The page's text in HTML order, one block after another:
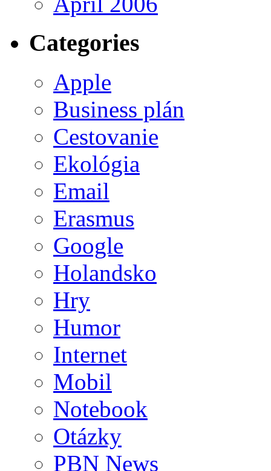
Categories
Apple
Business plán
Cestovanie
Ekológia
Email
Erasmus
Google
Holandsko
Hry
Humor
Internet
Mobil
Notebook
Otázky
PBN News